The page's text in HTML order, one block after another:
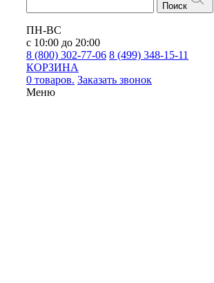
Поиск
ПН-ВС
с 10:00 до 20:00
8 (800) 302-77-06 8 (499) 348-15-11
КОРЗИНА
0 товаров. Заказать звонок
Меню